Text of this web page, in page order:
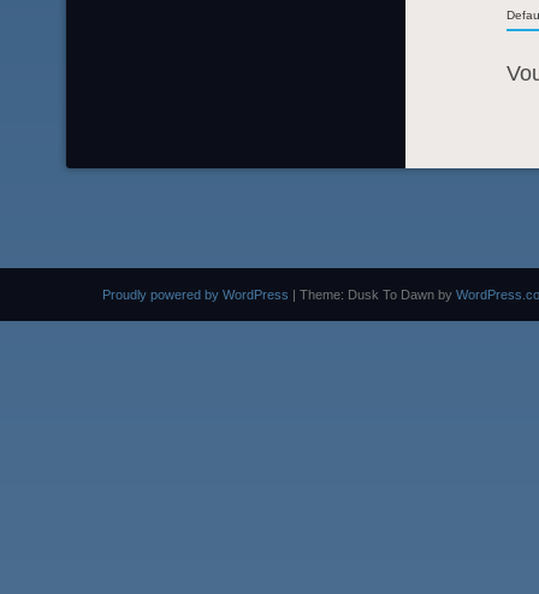
Proudly powered by WordPress | Theme: Dusk To Dawn by